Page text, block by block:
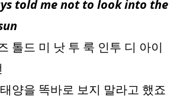
told me not to look into the
톨드 미 낫 투 룩 인투 디 아이
양을 똑바로 보지 말라고 했죠